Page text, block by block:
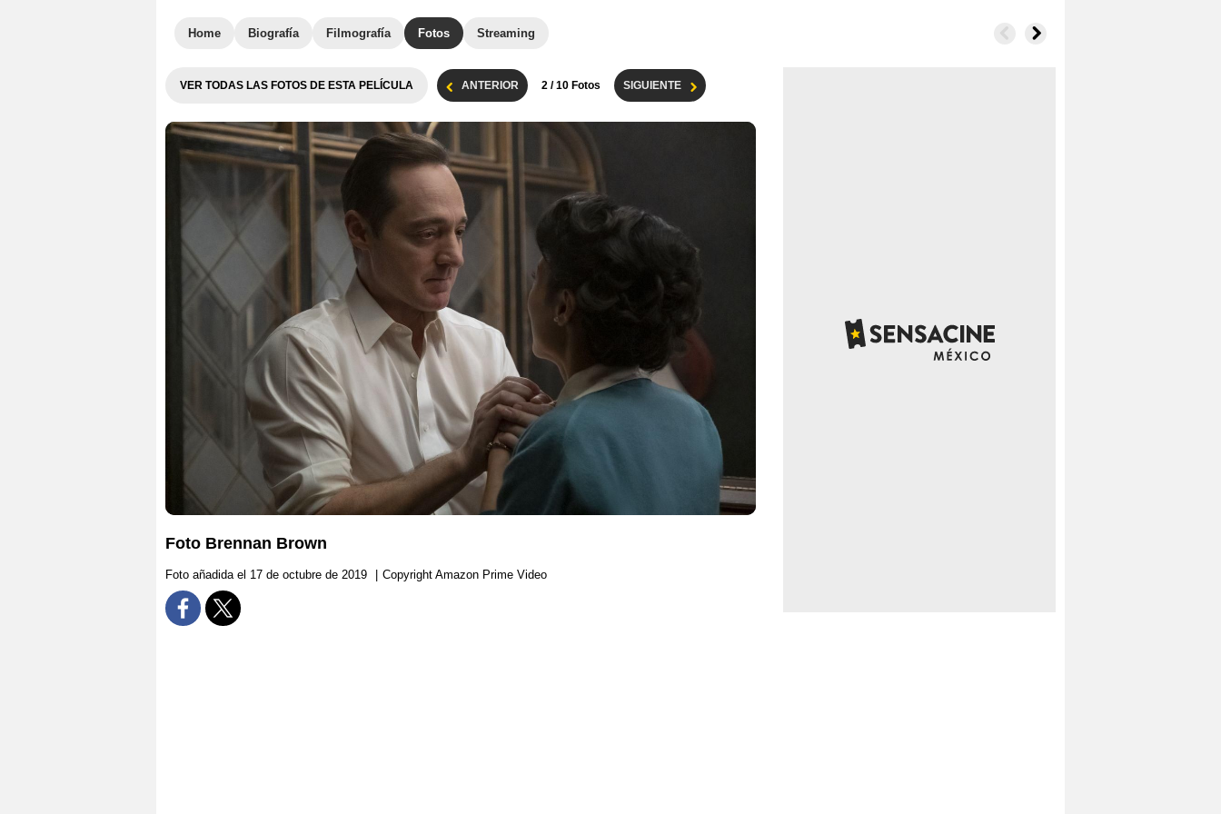
Home Biografía Filmografía Fotos Streaming
VER TODAS LAS FOTOS DE ESTA PELÍCULA ANTERIOR 2 / 10 Fotos SIGUIENTE
Foto Brennan Brown
Foto añadida el 17 de octubre de 2019 Copyright Amazon Prime Video